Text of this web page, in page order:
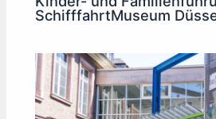
SchifffahrtMuseum